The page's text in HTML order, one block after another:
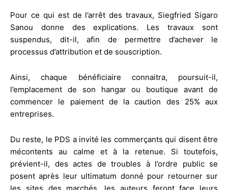
Pour ce qui est de l’arrêt des travaux, Siegfried Sigaro
Sanou donne des explications. Les travaux sont
suspendus, dit-il, afin de permettre d’achever le
processus d’attribution et de souscription.
Ainsi, chaque bénéficiaire connaitra, poursuit-il,
l’emplacement de son hangar ou boutique avant de
commencer le paiement de la caution des 25% aux
entreprises.
Du reste, le PDS a invité les commerçants qui disent être
mécontents au calme et à la retenue. Si toutefois,
prévient-il, des actes de troubles à l’ordre public se
posent après leur ultimatum donné pour retourner sur